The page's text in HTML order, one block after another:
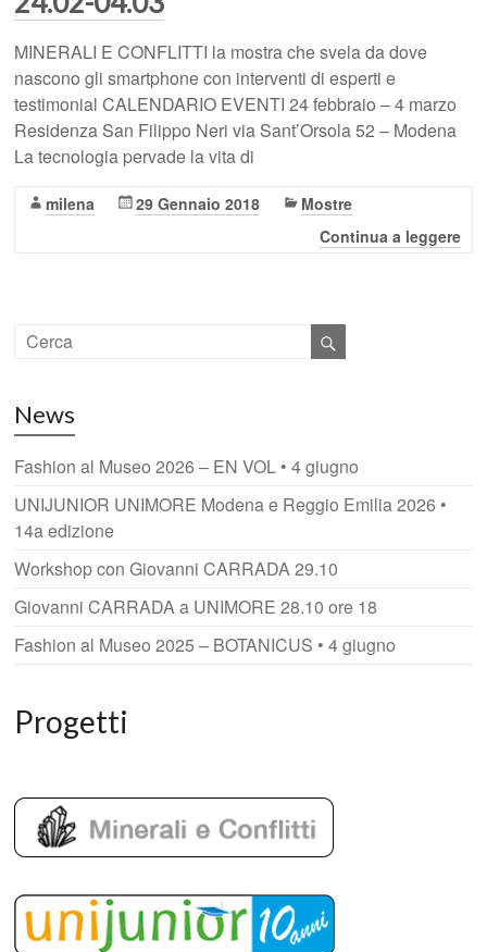
MINERALI E CONFLITTI la mostra che svela da dove
nascono gli smartphone con interventi di esperti e
testimonial CALENDARIO EVENTI 24 febbraio – 4 marzo
Residenza San Filippo Neri via Sant’Orsola 52 – Modena
La tecnologia pervade la vita di
milena 29 Gennaio 2018
Mostre
Continua a leggere
News
Fashion al Museo 2026 – EN VOL • 4 giugno
UNIJUNIOR UNIMORE Modena e Reggio Emilia 2026 •
14a edizione
Workshop con Giovanni CARRADA 29.10
Giovanni CARRADA a UNIMORE 28.10 ore 18
Fashion al Museo 2025 – BOTANICUS • 4 giugno
Progetti